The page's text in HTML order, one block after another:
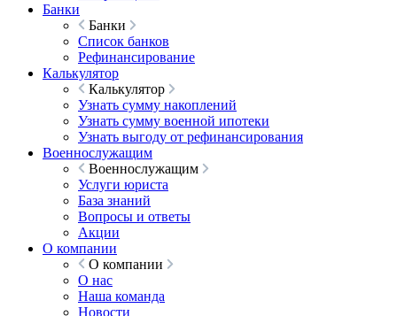
Банки
Банки
Список банков
Рефинансирование
Калькулятор
Калькулятор
Узнать сумму накоплений
Узнать сумму военной ипотеки
Узнать выгоду от рефинансирования
Военнослужащим
Военнослужащим
Услуги юриста
База знаний
Вопросы и ответы
Акции
О компании
О компании
О нас
Наша команда
Новости